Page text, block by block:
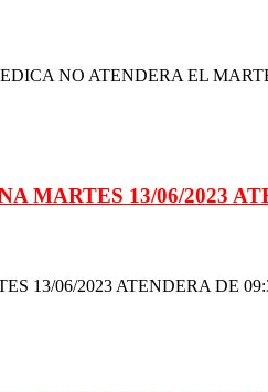
NO ATENDERA EL
MARTES 13/06/2023
13/06/2023 ATENDERA DE